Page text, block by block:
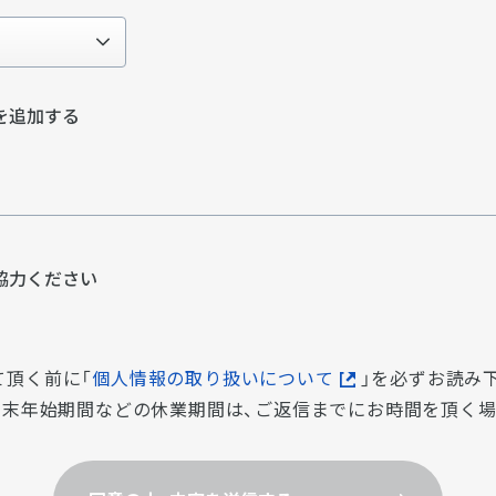
追加する
⼒ください
く前に「個人情報の取り扱いについて
」を必ずお読み
末年始期間などの休業期間は、ご返信までにお時間を頂く